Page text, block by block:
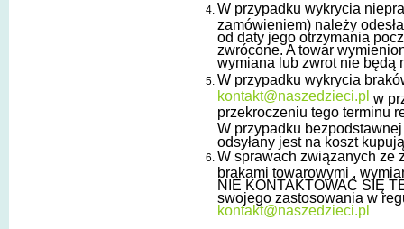
W przypadku wykrycia
zamówieniem) należy
od daty jego otrzymania
zwrócone. A towar
wymiana lub zwrot nie będą
W przypadku wykrycia
kontakt@naszedzieci.pl w
przekroczeniu tego terminu
W przypadku
odsyłany jest na koszt
W sprawach związanych ze
brakami towarowymi ,
NIE KONTAKTOWAĆ SIĘ
swojego zastosowania w
kontakt@naszedzieci.pl